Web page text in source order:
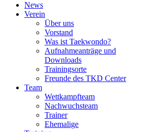
News
Verein
Über uns
Vorstand
Was ist Taekwondo?
Aufnahmeanträge und
Downloads
Trainingsorte
Freunde des TKD Center
Team
Wettkampfteam
Nachwuchsteam
Trainer
Ehemalige